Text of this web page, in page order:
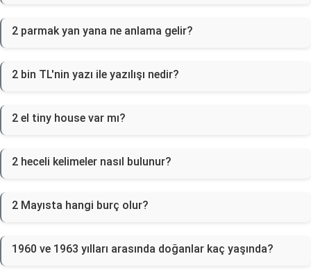
2 parmak yan yana ne anlama gelir?
2 bin TL'nin yazı ile yazılışı nedir?
2 el tiny house var mı?
2 heceli kelimeler nasıl bulunur?
2 Mayısta hangi burç olur?
1960 ve 1963 yılları arasında doğanlar kaç yaşında?